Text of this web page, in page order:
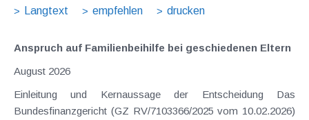
Langtext
empfehlen drucken
Anspruch auf Familienbeihilfe bei geschiedenen Eltern
August 2026
Einleitung und Kernaussage der Entscheidung Das
Bundesfinanzgericht (GZ RV/7103366/2025 vom 10.02.2026)